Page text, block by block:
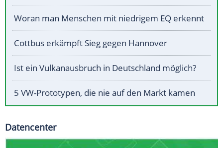
Woran man Menschen mit niedrigem EQ erkennt
Cottbus erkämpft Sieg gegen Hannover
Ist ein Vulkanausbruch in Deutschland möglich?
5 VW-Prototypen, die nie auf den Markt kamen
Datencenter